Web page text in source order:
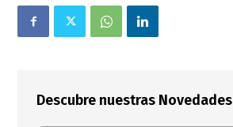
Descubre nuestras Novedades